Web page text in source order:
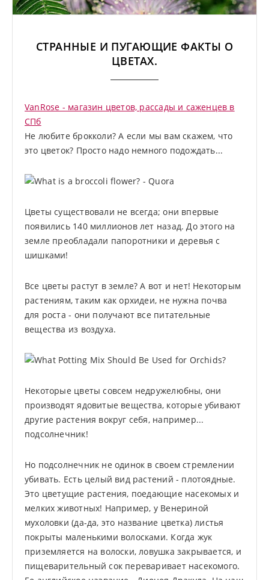
СТРАННЫЕ И ПУГАЮЩИЕ ФАКТЫ О
ЦВЕТАХ.
VanRose - магазин цветов, рассады и саженцев в
СПб
Не любите брокколи? А если мы вам скажем, что
это цветок? Просто надо немного подождать...
Цветы существовали не всегда; они впервые
появились 140 миллионов лет назад. До этого на
земле преобладали папоротники и деревья с
шишками!
Все цветы растут в земле? А вот и нет! Некоторым
растениям, таким как орхидеи, не нужна почва
для роста - они получают все питательные
вещества из воздуха.
Некоторые цветы совсем недружелюбны, они
производят ядовитые вещества, которые убивают
другие растения вокруг себя, например...
подсолнечник!
Но подсолнечник не одинок в своем стремлении
убивать. Есть целый вид растений - плотоядные.
Это цветущие растения, поедающие насекомых и
мелких животных! Например, у Венериной
мухоловки (да-да, это название цветка) листья
покрыты маленькими волосками. Когда жук
приземляется на волоски, ловушка закрывается, и
пищеварительный сок переваривает насекомого.